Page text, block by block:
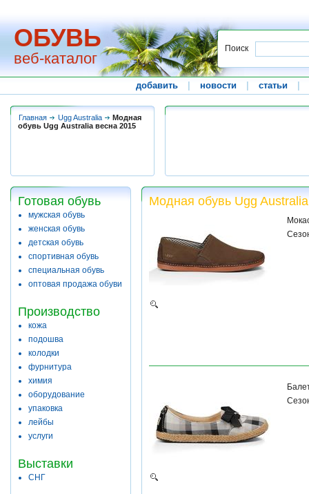
ОБУВЬ
веб-каталог
Поиск
добавить новости статьи
Главная Ugg Australia
Модная
обувь Ugg Australia весна 2015
Готовая обувь
мужская обувь
женская обувь
детская обувь
спортивная обувь
специальная обувь
оптовая продажа обуви
Производство
кожа
подошва
колодки
фурнитура
химия
оборудование
упаковка
лейбы
услуги
Выставки
СНГ
Модная обувь Ugg